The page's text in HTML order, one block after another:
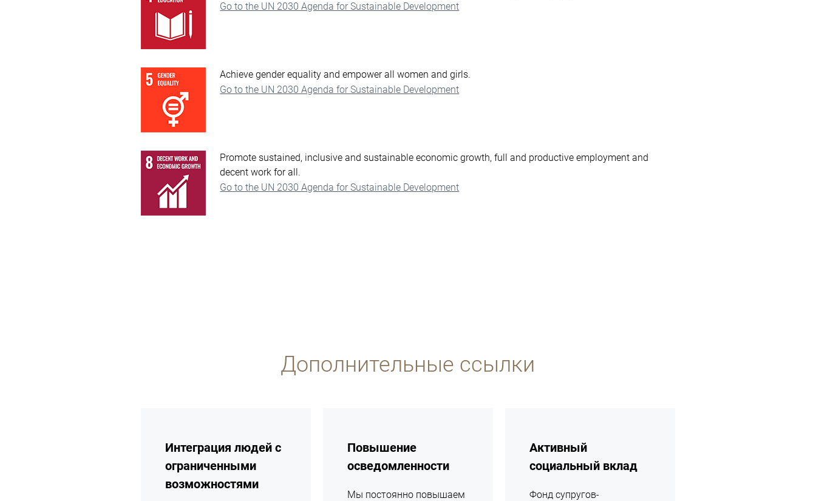
Go to the UN 2030 Agenda for Sustainable Development
Achieve gender equality and empower all women and girls.
Go to the UN 2030 Agenda for Sustainable Development
Promote sustained, inclusive and sustainable economic growth, full and productive employment and
decent work for all.
Go to the UN 2030 Agenda for Sustainable Development
Дополнительные ссылки
Интеграция людей с
ограниченными
возможностями
Повышение
осведомленности
Мы постоянно повышаем
Активный
социальный вклад
Фонд супругов-